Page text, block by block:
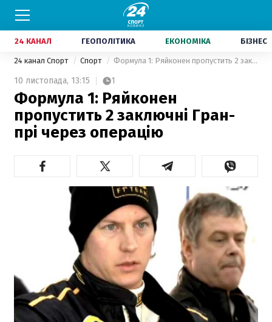
24 КАНАЛ ГЕОПОЛІТИКА ЕКОНОМІКА БІЗНЕС
24 канал Спорт Спорт Формула 1: Ряйконен пропустить 2 заключні Гран-прі через операцію
10 листопада, 13:15 1
Формула 1: Ряйконен
пропустить 2 заключні Гран-
прі через операцію